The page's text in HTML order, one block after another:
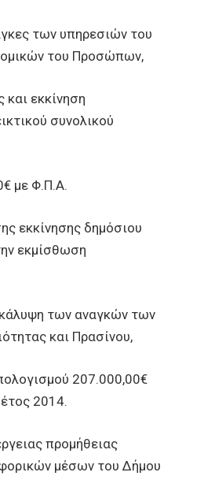
των υπηρεσιών του
του Προσώπων,
εκκίνηση
συνολικού
με Φ.Π.Α.
εκκίνησης δημόσιου
εκμίσθωση
των αναγκών των
και Πρασίνου,
207.000,00€
2014.
προμήθειας
μέσων του Δήμου